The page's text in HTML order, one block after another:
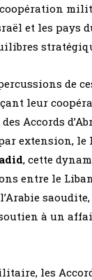
et les pays
de
leur
Accords
extension, le
, cette
entre le
à un
les